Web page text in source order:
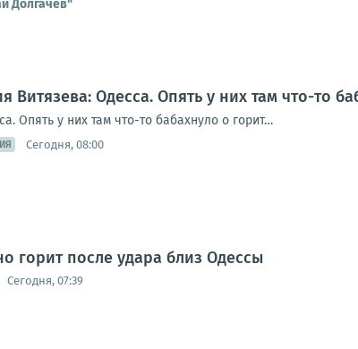
Долгачёв"
Витязева: Одесса. Опять у них там что-то
Опять у них там что-то бабахнуло о горит…
Сегодня, 08:00
горит после удара близ Одессы
Сегодня, 07:39